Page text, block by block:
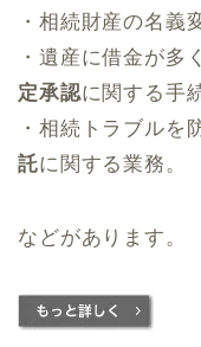
・相続財産の名義
・遺産に借金が多
定承認に関する手
・相続トラブルを
託に関する業務。
などがあります。